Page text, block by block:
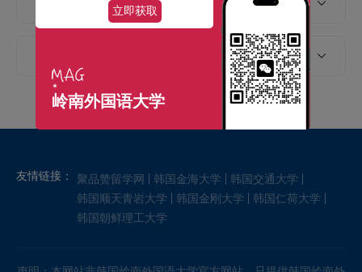
申请条件,申请时间
2026年韩国岭南外国语大学博士课程,学费,
申请条件,申请时间
友情链接： 聚品赞留学网 韩国金海大学
韩国交通大学
韩国顺天青岩大学
韩国金刚大学
韩国仁荷大学
韩国朝鲜理工大学
立即获取
岭南外国语大学